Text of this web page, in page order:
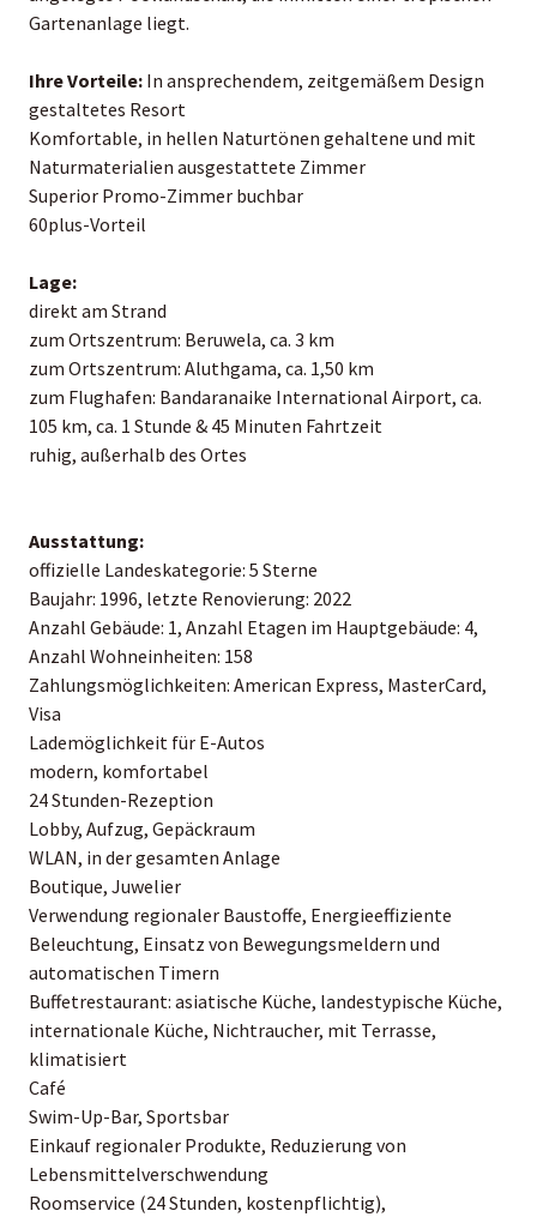
Gartenanlage liegt.
Ihre Vorteile: In ansprechendem, zeitgemäßem Design
gestaltetes Resort
Komfortable, in hellen Naturtönen gehaltene und mit
Naturmaterialien ausgestattete Zimmer
Superior Promo-Zimmer buchbar
60plus-Vorteil
Lage:
direkt am Strand
zum Ortszentrum: Beruwela, ca. 3 km
zum Ortszentrum: Aluthgama, ca. 1,50 km
zum Flughafen: Bandaranaike International Airport, ca.
105 km, ca. 1 Stunde & 45 Minuten Fahrtzeit
ruhig, außerhalb des Ortes
Ausstattung:
offizielle Landeskategorie: 5 Sterne
Baujahr: 1996, letzte Renovierung: 2022
Anzahl Gebäude: 1, Anzahl Etagen im Hauptgebäude: 4,
Anzahl Wohneinheiten: 158
Zahlungsmöglichkeiten: American Express, MasterCard,
Visa
Lademöglichkeit für E-Autos
modern, komfortabel
24 Stunden-Rezeption
Lobby, Aufzug, Gepäckraum
WLAN, in der gesamten Anlage
Boutique, Juwelier
Verwendung regionaler Baustoffe, Energieeffiziente
Beleuchtung, Einsatz von Bewegungsmeldern und
automatischen Timern
Buffetrestaurant: asiatische Küche, landestypische Küche,
internationale Küche, Nichtraucher, mit Terrasse,
klimatisiert
Café
Swim-Up-Bar, Sportsbar
Einkauf regionaler Produkte, Reduzierung von
Lebensmittelverschwendung
Roomservice (24 Stunden, kostenpflichtig),